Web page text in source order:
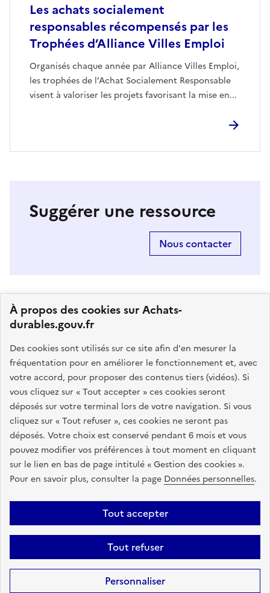
À propos des cookies sur Achats-
durables.gouv.fr
Des cookies sont utilisés sur ce site afin d'en mesurer la
fréquentation pour en améliorer le fonctionnement et, avec
votre accord, pour proposer des contenus tiers (vidéos). Si
vous cliquez sur « Tout accepter » ces cookies seront
déposés sur votre terminal lors de votre navigation. Si vous
cliquez sur « Tout refuser », ces cookies ne seront pas
déposés. Votre choix est conservé pendant 6 mois et vous
pouvez modifier vos préférences à tout moment en cliquant
sur le lien en bas de page intitulé « Gestion des cookies ».
Pour en savoir plus, consulter la page Données personnelles.
Tout accepter
Tout refuser
Personnaliser
Les achats socialement
responsables récompensés par les
Trophées d’Alliance Villes Emploi
Organisés chaque année par Alliance Villes Emploi,
les trophées de l’Achat Socialement Responsable
visent à valoriser les projets favorisant la mise en...
Suggérer une ressource
Nous contacter
GOUVERNEMENT
L
i
b
e
r
t
é
,
É
l
i
é
Ce portail vise à rassembler toutes les informations
pertinentes sur l'achat durable : textes juridiques,
accompagnement de proximité, formations, outils pratiques
et d'aide à l'élaboration d'une stratégie d'achats
responsables.
info.gouv.fr
service-public.fr
Plan du site Accessibilité : partiellement conforme
Mentions légales
Gestion des cookies
Sauf mention contraire, tous les contenus de ce site sont sous